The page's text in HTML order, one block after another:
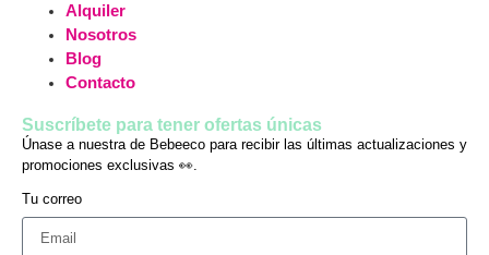
Alquiler
Nosotros
Blog
Contacto
Suscríbete para tener ofertas únicas
Únase a nuestra de Bebeeco para recibir las últimas actualizaciones y
promociones exclusivas 👀.
Tu correo